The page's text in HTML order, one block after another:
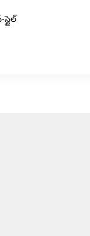
స్టైల్